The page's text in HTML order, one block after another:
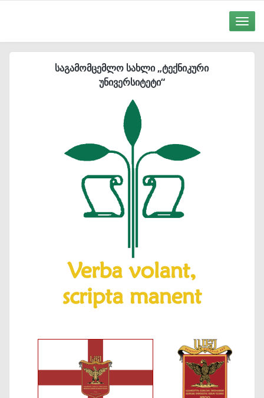
Toggle
საგამომცემლო სახლი „ტექნიკური
უნივერსიტეტი“